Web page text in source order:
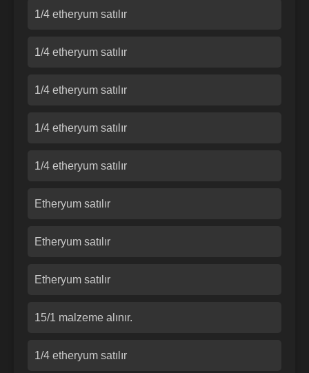
1/4 etheryum satılır
1/4 etheryum satılır
1/4 etheryum satılır
1/4 etheryum satılır
1/4 etheryum satılır
Etheryum satılır
Etheryum satılır
Etheryum satılır
15/1 malzeme alınır.
1/4 etheryum satılır